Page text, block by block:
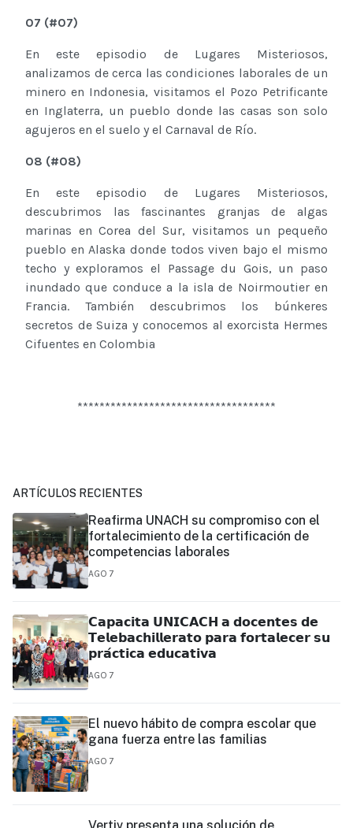
07 (#07)
En este episodio de Lugares Misteriosos,
analizamos de cerca las condiciones laborales de un
minero en Indonesia, visitamos el Pozo Petrificante
en Inglaterra, un pueblo donde las casas son solo
agujeros en el suelo y el Carnaval de Río.
08 (#08)
En este episodio de Lugares Misteriosos,
descubrimos las fascinantes granjas de algas
marinas en Corea del Sur, visitamos un pequeño
pueblo en Alaska donde todos viven bajo el mismo
techo y exploramos el Passage du Gois, un paso
inundado que conduce a la isla de Noirmoutier en
Francia. También descubrimos los búnkeres
secretos de Suiza y conocemos al exorcista Hermes
Cifuentes en Colombia
************************************
ARTÍCULOS RECIENTES
Reafirma UNACH su compromiso con el
fortalecimiento de la certificación de
competencias laborales
AGO 7
𝗖𝗮𝗽𝗮𝗰𝗶𝘁𝗮 𝗨𝗡𝗜𝗖𝗔𝗖𝗛 𝗮 𝗱𝗼𝗰𝗲𝗻𝘁𝗲𝘀 𝗱𝗲
𝗧𝗲𝗹𝗲𝗯𝗮𝗰𝗵𝗶𝗹𝗹𝗲𝗿𝗮𝘁𝗼 𝗽𝗮𝗿𝗮 𝗳𝗼𝗿𝘁𝗮𝗹𝗲𝗰𝗲𝗿 𝘀𝘂
𝗽𝗿𝗮́𝗰𝘁𝗶𝗰𝗮 𝗲𝗱𝘂𝗰𝗮𝘁𝗶𝘃𝗮
AGO 7
El nuevo hábito de compra escolar que
gana fuerza entre las familias
AGO 7